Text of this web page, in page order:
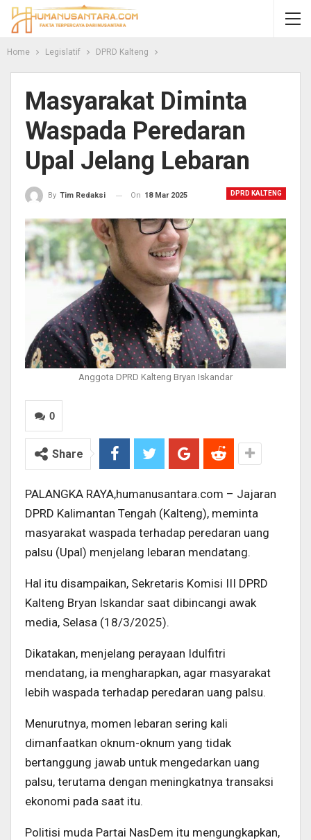
Home Legislatif DPRD Kalteng
Masyarakat Diminta
Waspada Peredaran
Upal Jelang Lebaran
DPRD KALTENG
By Tim Redaksi On 18 Mar 2025
Anggota DPRD Kalteng Bryan Iskandar
0
Share
PALANGKA RAYA,humanusantara.com – Jajaran
DPRD Kalimantan Tengah (Kalteng), meminta
masyarakat waspada terhadap peredaran uang
palsu (Upal) menjelang lebaran mendatang.
Hal itu disampaikan, Sekretaris Komisi III DPRD
Kalteng Bryan Iskandar saat dibincangi awak
media, Selasa (18/3/2025).
Dikatakan, menjelang perayaan Idulfitri
mendatang, ia mengharapkan, agar masyarakat
lebih waspada terhadap peredaran uang palsu.
Menurutnya, momen lebaran sering kali
dimanfaatkan oknum-oknum yang tidak
bertanggung jawab untuk mengedarkan uang
palsu, terutama dengan meningkatnya transaksi
ekonomi pada saat itu.
Politisi muda Partai NasDem itu mengungkapkan,